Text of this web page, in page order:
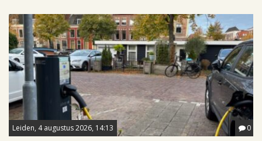
Leiden, 4 augustus 2026, 14:13 0